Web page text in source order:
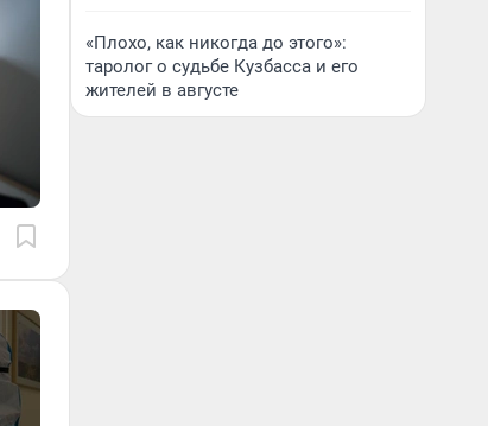
«Плохо, как никогда до этого»:
таролог о судьбе Кузбасса и его
жителей в августе